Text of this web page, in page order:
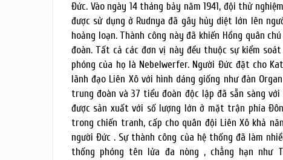
Đức. Vào ngày 14 tháng bảy năm 1941, đội thử
được sử dụng ở Rudnya đã gây hủy diệt lớn lên
hoảng loạn. Thành công này đã khiến Hồng quân
đoàn. Tất cả các đơn vị này đều thuộc sự kiểm
phóng của họ là Nebelwerfer. Người Đức đặt cho
lãnh đạo Liên Xô với hình dáng giống như đàn
trung đoàn và 37 tiểu đoàn độc lập đã sẵn sàng
được sản xuất với số lượng lớn ở mặt trận phía
trong chiến tranh, cấp cho quân đội Liên Xô khả
người Đức . Sự thành công của hệ thống đã làm
thống phóng tên lửa đa nòng , chẳng hạn như